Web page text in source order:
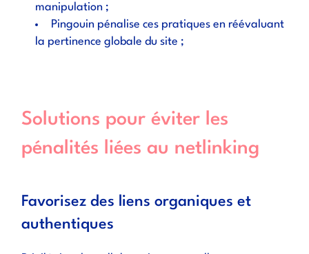
manipulation ;
Pingouin pénalise ces pratiques en réévaluant
la pertinence globale du site ;
Solutions pour éviter les
pénalités liées au netlinking
Favorisez des liens organiques et
authentiques